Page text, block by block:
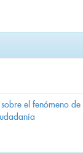
sobre el fenómeno